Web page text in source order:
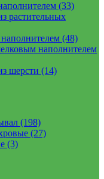
(33)
растительных
(48)
наполнителем
шерсти (14)
(198)
(27)
(3)